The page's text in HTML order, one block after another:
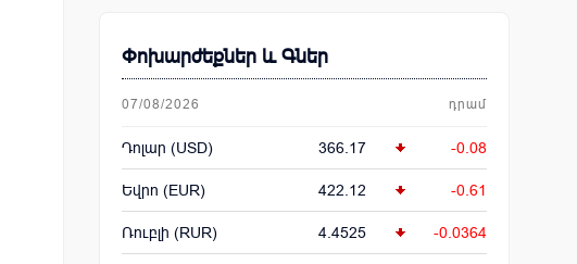
Փոխարժեքներ և Գներ
07/08/2026 դրամ
Դոլար (USD) 366.17 -0.08
Եվրո (EUR) 422.12 -0.61
Ռուբլի (RUR) 4.4525 -0.0364